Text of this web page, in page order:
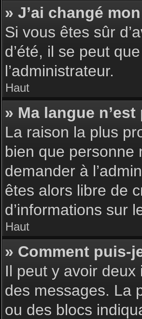
» J’ai changé
Si vous êtes sûr
d’été, il se peut
l’administrateur.
Haut
» Ma langue
La raison la plus
bien que personne
demander à
êtes alors libre de
d’informations sur
Haut
» Comment puis-
Il peut y avoir deux
des messages. La
ou des blocs